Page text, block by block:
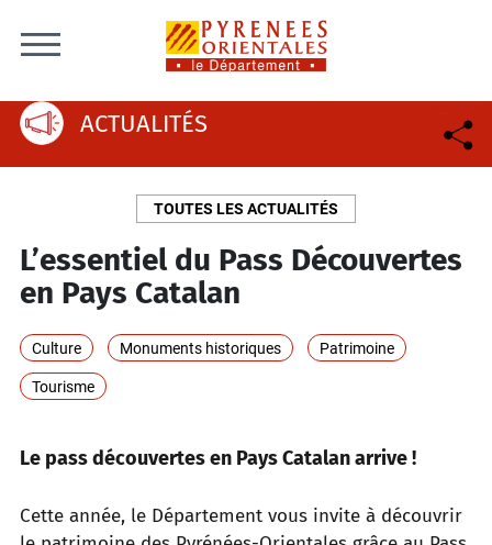
ACTUALITÉS
TOUTES LES ACTUALITÉS
L’essentiel du Pass Découvertes
en Pays Catalan
Culture Monuments historiques Patrimoine
Tourisme
Le pass découvertes en Pays Catalan arrive !
Cette année, le Département vous invite à découvrir